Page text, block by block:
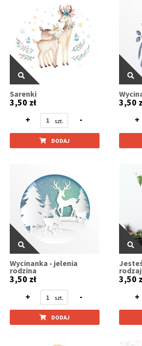
Sarenki
3,50 zł
+
-
DODAJ
3,50
+
Wycinanka - jelenia
rodzina
3,50 zł
+
-
DODAJ
3,50
+